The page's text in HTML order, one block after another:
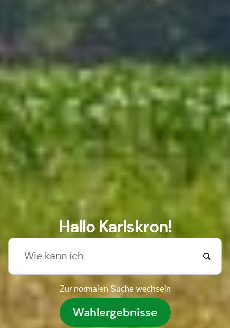
Hallo Karlskron!
Zur normalen Suche wechseln
Wahlergebnisse